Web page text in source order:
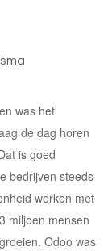
was het
de dag horen
is goed
bedrijven steeds
werken met
miljoen mensen
Odoo was